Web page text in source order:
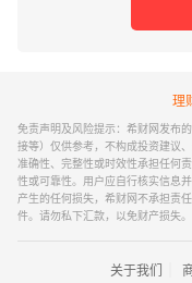
理
免责声明及风险提示：希财网发布
接等）仅供参考，不构成投资建议
准确性、完整性或时效性承担任何
性或可靠性。用户应自行核实信息
产生的任何损失，希财网不承担责
件。请勿私下汇款，以免财产损失。
关于我们